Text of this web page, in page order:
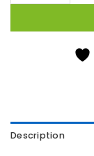
Description